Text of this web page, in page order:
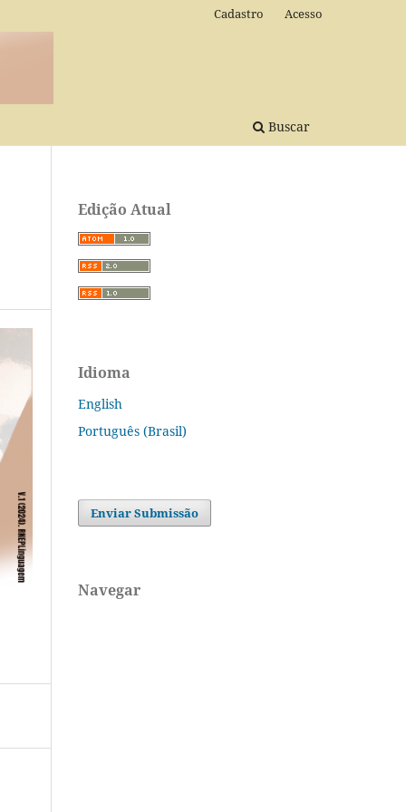
Buscar
Cadastro Acesso
Edição Atual
Idioma
English
Português (Brasil)
Enviar Submissão
Navegar